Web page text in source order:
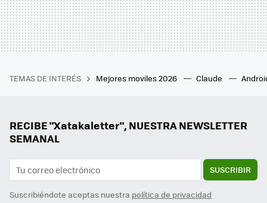
TEMAS DE INTERÉS Mejores moviles 2026 Claude
RECIBE "Xatakaletter", NUESTRA NEWSLETTER
SEMANAL
SUSCRIBIR
Suscribiéndote aceptas nuestra política de privacidad